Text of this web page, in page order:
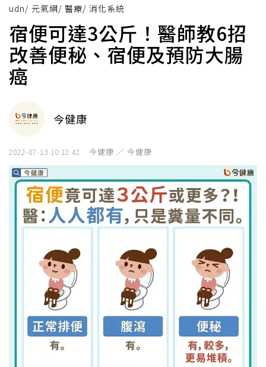
udn/ 元氣網/ 醫療/ 消化系統
宿便可達3公斤！醫師教6招
改善便秘、宿便及預防大腸
癌
今健康
2022-07-13 10:12:42 今健康 ／ 今健康